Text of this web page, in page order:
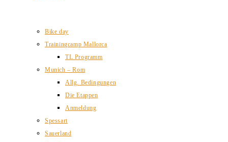
Bike day
Trainingcamp Mallorca
TL Programm
Munich – Rom
Allg. Bedingungen
Die Etappen
Anmeldung
Spessart
Sauerland